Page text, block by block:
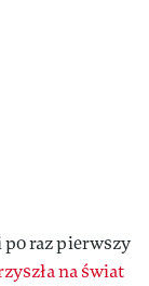
raz pierwszy
na świat